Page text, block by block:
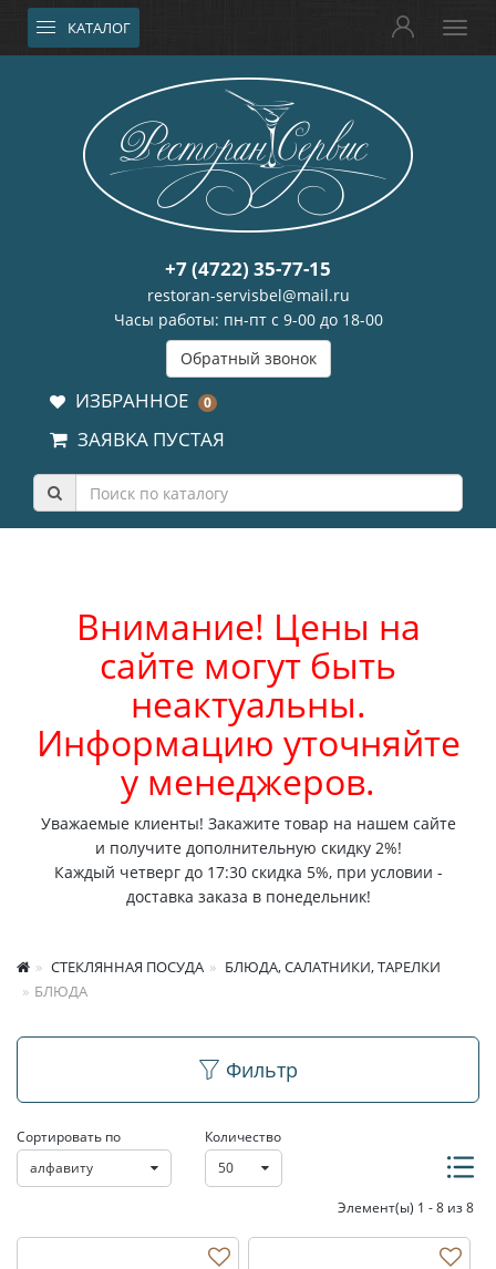
КАТАЛОГ
+7 (4722) 35-77-15
restoran-servisbel@mail.ru
Часы работы: пн-пт с 9-00 до 18-00
Обратный звонок
ИЗБРАННОЕ 0
ЗАЯВКА ПУСТАЯ
Внимание! Цены на
сайте могут быть
неактуальны.
Информацию уточняйте
у менеджеров.
Уважаемые клиенты! Закажите товар на нашем сайте
и получите дополнительную скидку 2%!
Каждый четверг до 17:30 скидка 5%, при условии -
доставка заказа в понедельник!
СТЕКЛЯННАЯ ПОСУДА
БЛЮДА, САЛАТНИКИ, ТАРЕЛКИ
БЛЮДА
Фильтр
Сортировать по
алфавиту
Количество
50
Элемент(ы) 1 - 8 из 8